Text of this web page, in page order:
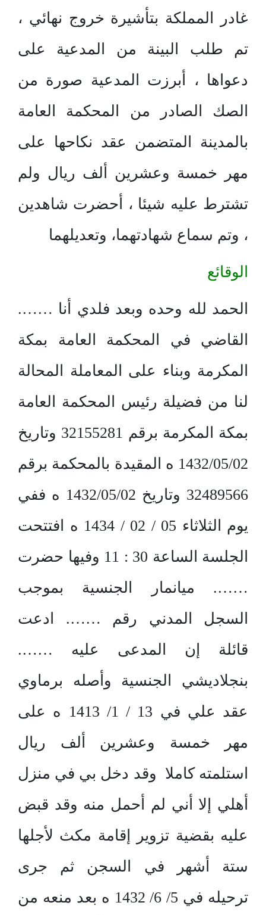
غادر المملكة بتأشيرة خروج نهائي ،
تم طلب البينة من المدعية على
دعواها ، أبرزت المدعية صورة من
الصك الصادر من المحكمة العامة
بالمدينة المتضمن عقد نكاحها على
مهر خمسة وعشرين ألف ريال ولم
تشترط عليه شيئا ، أحضرت شاهدين
، وتم سماع شهادتهما، وتعديلهما
الوقائع
الحمد لله وحده وبعد فلدي أنا …….
القاضي في المحكمة العامة بمكة
المكرمة وبناء على المعاملة المحالة
لنا من فضيلة رئيس المحكمة العامة
بمكة المكرمة برقم 32155281 وتاريخ
1432/05/02 ه المقيدة بالمحكمة برقم
32489566 وتاريخ 1432/05/02 ه ففي
يوم الثلاثاء 05 / 02 / 1434 ه افتتحت
الجلسة الساعة 30 : 11 وفيها حضرت
……. ميانمار الجنسية بموجب
السجل المدني رقم ……. ادعت
قائلة إن المدعى عليه …….
بنجلاديشي الجنسية وأصله برماوي
عقد علي في 13 / 1/ 1413 ه على
مهر خمسة وعشرين ألف ريال
استلمته كاملا وقد دخل بي في منزل
أهلي إلا أني لم أحمل منه وقد قبض
عليه بقضية تزوير إقامة مكث لأجلها
ستة أشهر في السجن ثم جرى
ترحيله في 5/ 6/ 1432 ه بعد منعه من